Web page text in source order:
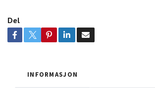
Del
INFORMASJON